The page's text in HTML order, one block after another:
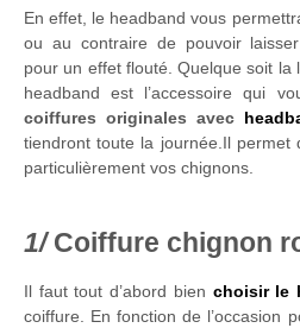
En effet, le headband vous
ou au contraire de pouvoir
pour un effet flouté. Quelque soit la
headband est l’accessoire qui
coiffures originales avec
tiendront toute la journée.Il permet
particulièrement vos chignons.
Coiffure chignon
Il faut tout d’abord bien choisir le
coiffure. En fonction de l’occasion